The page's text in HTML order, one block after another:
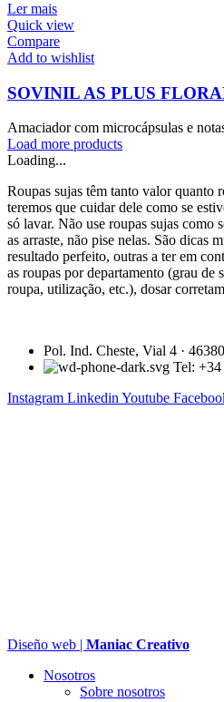
Ler mais
Quick view
Compare
Add to wishlist
SOVINIL AS PLUS
Amaciador com microcápsulas e
Load more products
Loading...
Roupas sujas têm tanto valor quanto
teremos que cuidar dele como se
só lavar. Não use roupas sujas como
as arraste, não pise nelas. São dicas
resultado perfeito, outras a ter em
as roupas por departamento (grau de
roupa, utilização, etc.), dosar
Pol. Ind. Cheste, Vial 4 ·
Tel: +34
Instagram LinkedinYoutube
Diseño web | Maniac Creativo
Nosotros
Sobre nosotros